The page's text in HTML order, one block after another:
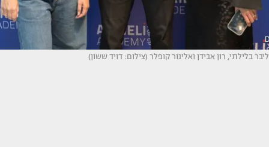
ליבר בלילתי, רון אבידן ואלינור קופלר (צילום: דויד ששון)